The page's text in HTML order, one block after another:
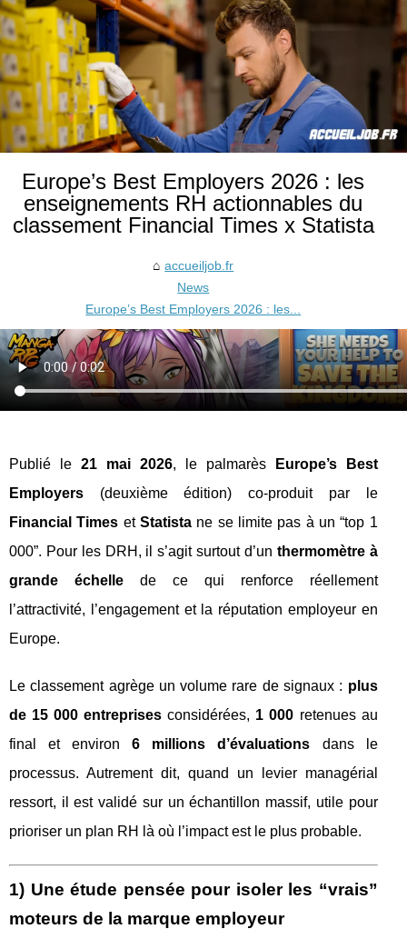
Europe’s Best Employers 2026 : les
enseignements RH actionnables du
classement Financial Times x Statista
accueiljob.fr
News
Europe’s Best Employers 2026 : les...
Publié le 21 mai 2026, le palmarès
Europe’s Best
Employers (deuxième édition) co-produit par le
Financial Times et Statistane se limite pas à un “top 1
000”. Pour les DRH, il s’agit surtout d’un thermomètre à
grande échellede ce qui renforce réellement
l’attractivité, l’engagement et la réputation employeur en
Europe.
Le classement agrège un volume rare de signaux : plus
de 15 000 entreprises considérées, 1 000 retenues au
final et environ6 millions d’évaluations dans le
processus. Autrement dit, quand un levier managérial
ressort, il est validé sur un échantillon massif, utile pour
prioriser un plan RH là où l’impact est le plus probable.
1) Une étude pensée pour isoler les “vrais”
moteurs de la marque employeur